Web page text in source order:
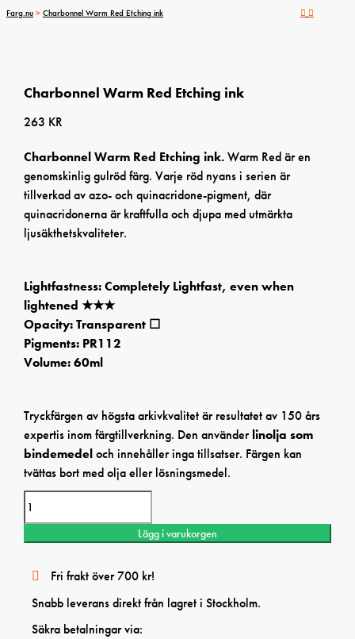
Farg.nu > Charbonnel Warm Red Etching ink
Charbonnel Warm Red Etching ink
263 KR
Charbonnel Warm Red Etching ink.Warm Red är en
genomskinlig gulröd färg. Varje röd nyans i serien är
tillverkad av azo- och quinacridone-pigment, där
quinacridonerna är kraftfulla och djupa med utmärkta
ljusäkthetskvaliteter.
Lightfastness: Completely Lightfast, even when
lightened ★★★
Opacity: Transparent ☐
Pigments: PR112
Volume: 60ml
Tryckfärgen av högsta arkivkvalitet är resultatet av 150 års
expertis inom färgtillverkning. Den använderlinolja som
bindemedeloch innehåller inga tillsatser. Färgen kan
tvättas bort med olja eller lösningsmedel.
Charbonnel
Warm
Red
Etching
mängd
Lägg i varukorgen
Fri frakt över 700 kr!
Snabb leverans direkt från lagret i Stockholm.
Säkra betalningar via: